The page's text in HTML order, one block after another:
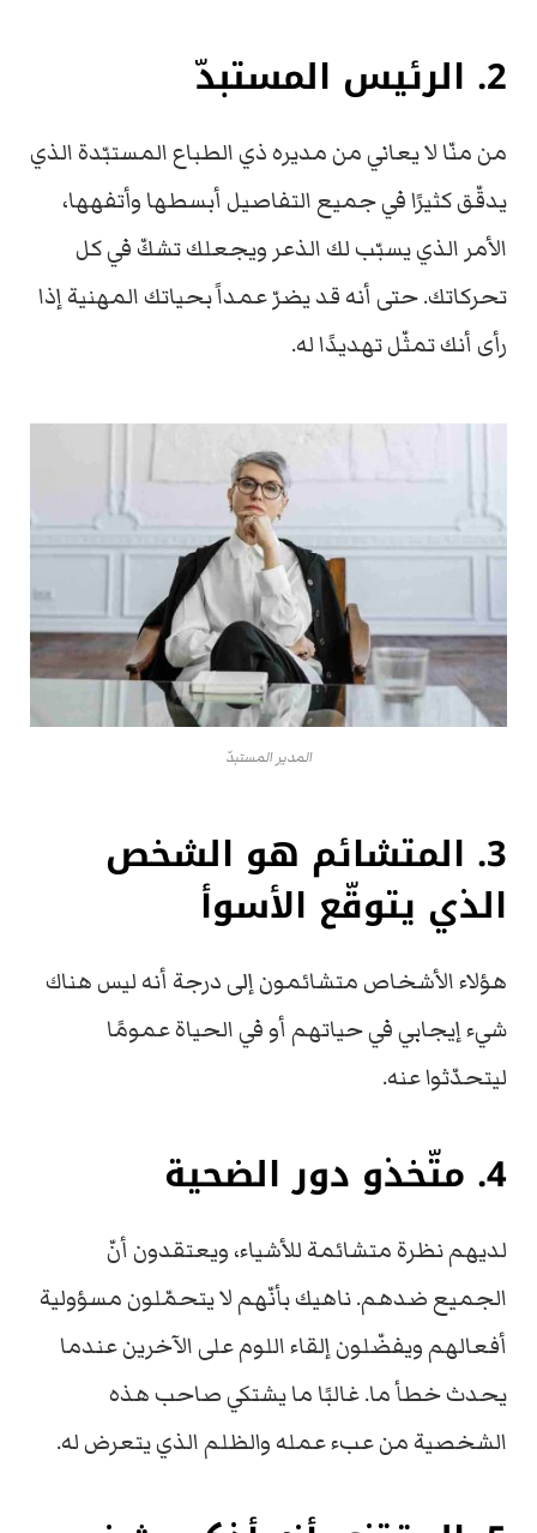
2. الرئيس المستبدّ
من منّا لا يعاني من مديره ذي الطباع المستبّدة الذي
يدقّق كثيرًا في جميع التفاصيل أبسطها وأتفهها،
الأمر الذي يسبّب لك الذعر ويجعلك تشكّ في كل
تحركاتك. حتى أنه قد يضرّ عمداً بحياتك المهنية إذا
رأى أنك تمثّل تهديدًا له.
المدير المستبدّ
3. المتشائم هو الشخص
الذي يتوقّع الأسوأ
هؤلاء الأشخاص متشائمون إلى درجة أنه ليس هناك
شيء إيجابي في حياتهم أو في الحياة عمومًا
ليتحدّثوا عنه.
4. متّخذو دور الضحية
لديهم نظرة متشائمة للأشياء، ويعتقدون أنّ
الجميع ضدهم. ناهيك بأنّهم لا يتحمّلون مسؤولية
أفعالهم ويفضّلون إلقاء اللوم على الآخرين عندما
يحدث خطأ ما. غالبًا ما يشتكي صاحب هذه
الشخصية من عبء عمله والظلم الذي يتعرض له.